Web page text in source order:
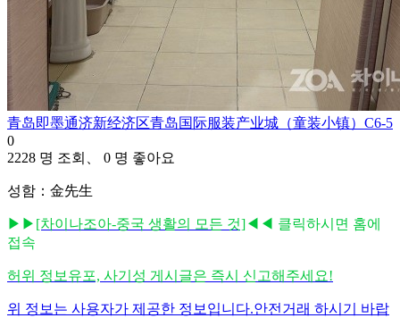
青岛即墨通济新经济区青岛国际服装产业城（童装小镇）C6-5
0
2228 명 조회、 0 명 좋아요
성함：金先生
▶▶ [차이나조아-중국 생활의 모든 것]◀◀ 클릭하시면 홈에
접속
허위 정보유포, 사기성 게시글은 즉시 신고해주세요!
위 정보는 사용자가 제공한 정보입니다.안전거래 하시기 바랍